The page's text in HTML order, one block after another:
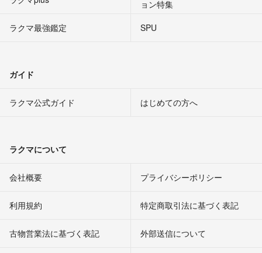
ョン特集
ラクマ最強鑑定
SPU
ガイド
ラクマ公式ガイド はじめての方へ
ラクマについて
会社概要 プライバシーポリシー
利用規約 特定商取引法に基づく表記
古物営業法に基づく表記 外部送信について